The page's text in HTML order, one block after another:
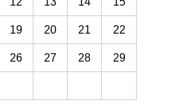
19 20 21 22
26 27 28 29